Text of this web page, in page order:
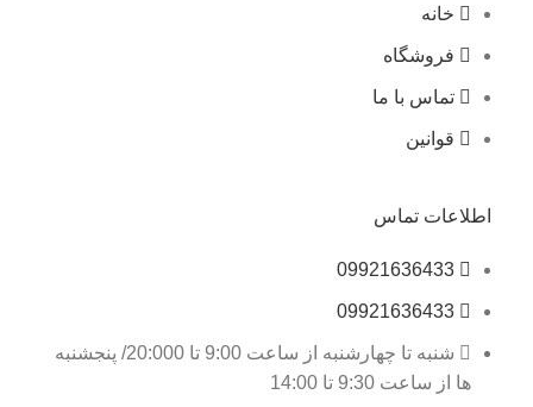
خانه
فروشگاه
تماس با ما
قوانین
اطلاعات تماس
09921636433
09921636433
شنبه تا چهارشنبه از ساعت 9:00 تا 20:000/ پنجشنبه
ها از ساعت 9:30 تا 14:00